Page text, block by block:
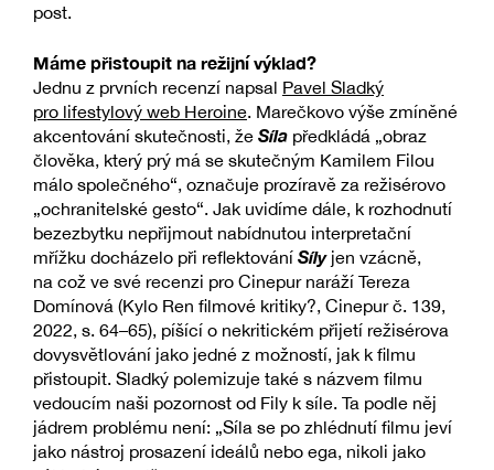
post.
Máme přistoupit na režijní výklad?
Jednu z prvních recenzí napsal Pavel Sladký
pro lifestylový web Heroine. Marečkovo výše zmíněné
akcentování skutečnosti, že Síla předkládá „obraz
člověka, který prý má se skutečným Kamilem Filou
málo společného“, označuje prozíravě za režisérovo
„ochranitelské gesto“. Jak uvidíme dále, k rozhodnutí
bezezbytku nepřijmout nabídnutou interpretační
mřížku docházelo při reflektování Sílyjen vzácně,
na což ve své recenzi pro Cinepur naráží Tereza
Domínová (Kylo Ren filmové kritiky?, Cinepur č. 139,
2022, s. 64–65), píšící o nekritickém přijetí režisérova
dovysvětlování jako jedné z možností, jak k filmu
přistoupit. Sladký polemizuje také s názvem filmu
vedoucím naši pozornost od Fily k síle. Ta podle něj
jádrem problému není: „Síla se po zhlédnutí filmu jeví
jako nástroj prosazení ideálů nebo ega, nikoli jako